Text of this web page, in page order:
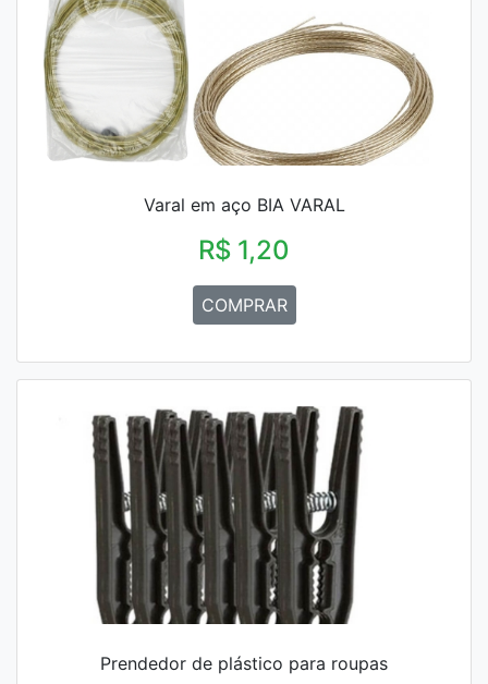
Varal em aço BIA VARAL
R$ 1,20
COMPRAR
Prendedor de plástico para roupas